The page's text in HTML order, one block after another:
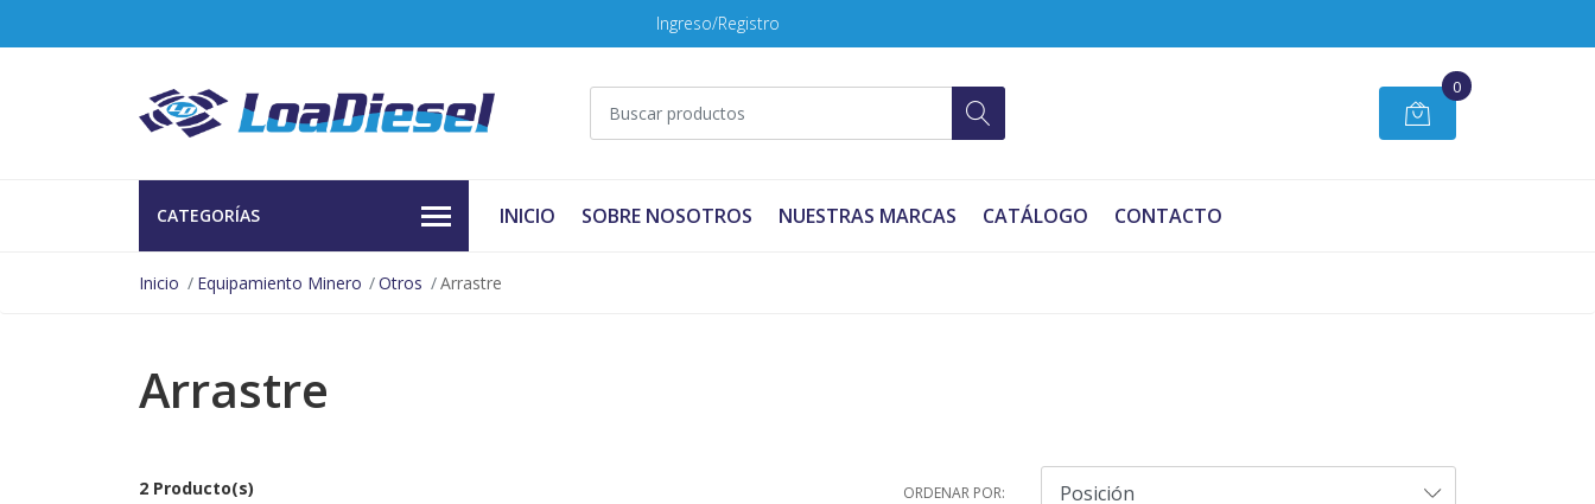
Ingreso/Registro
0
CATEGORÍAS INICIO SOBRE NOSOTROS NUESTRAS MARCAS CATÁLOGO CONTACTO
Inicio Equipamiento Minero Otros Arrastre
Arrastre
2 Producto(s) ORDENAR POR: